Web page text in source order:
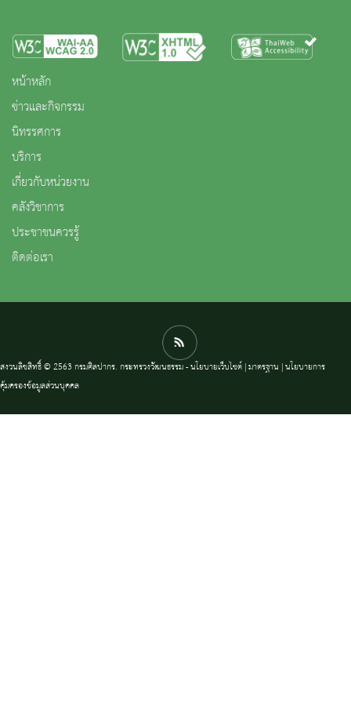
หน้าหลัก
ข่าวและกิจกรรม
นิทรรศการ
บริการ
เกี่ยวกับหน่วยงาน
คลังวิชาการ
ประชาชนควรรู้
ติดต่อเรา
สงวนลิขสิทธิ์ © 2563 กรมศิลปากร. กระทรวงวัฒนธรรม -นโยบายเว็บไซต์|มาตรฐาน |นโยบายการ
คุ้มครองข้อมูลส่วนบุคคล